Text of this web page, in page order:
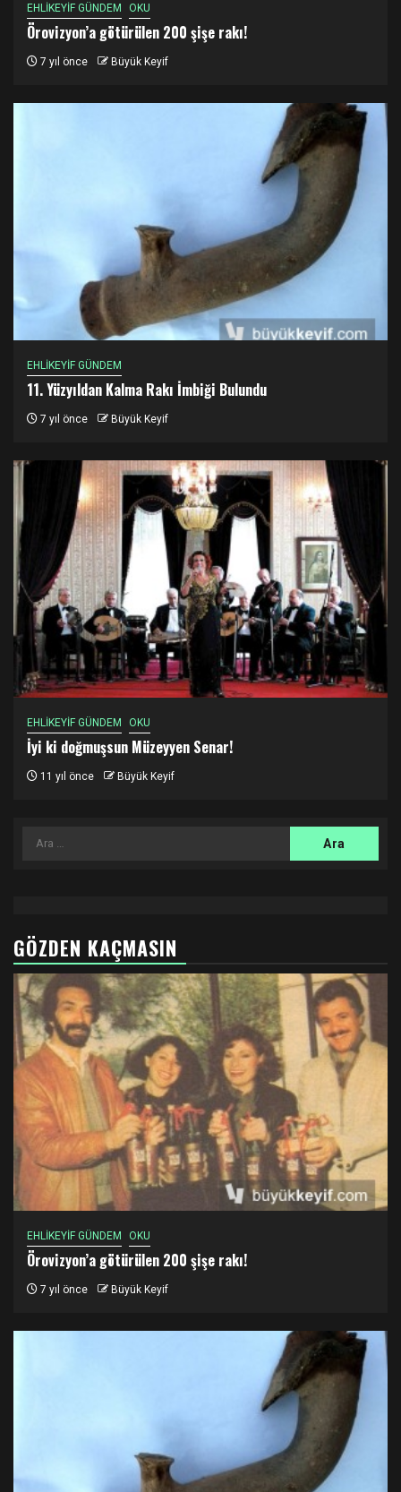
EHLİKEYİF GÜNDEM OKU
Örovizyon’a götürülen 200 şişe rakı!
7 yıl önce Büyük Keyif
EHLİKEYİF GÜNDEM
11. Yüzyıldan Kalma Rakı İmbiği Bulundu
7 yıl önce Büyük Keyif
EHLİKEYİF GÜNDEM OKU
İyi ki doğmuşsun Müzeyyen Senar!
11 yıl önce Büyük Keyif
Arama:
GÖZDEN KAÇMASIN
EHLİKEYİF GÜNDEM OKU
Örovizyon’a götürülen 200 şişe rakı!
7 yıl önce Büyük Keyif